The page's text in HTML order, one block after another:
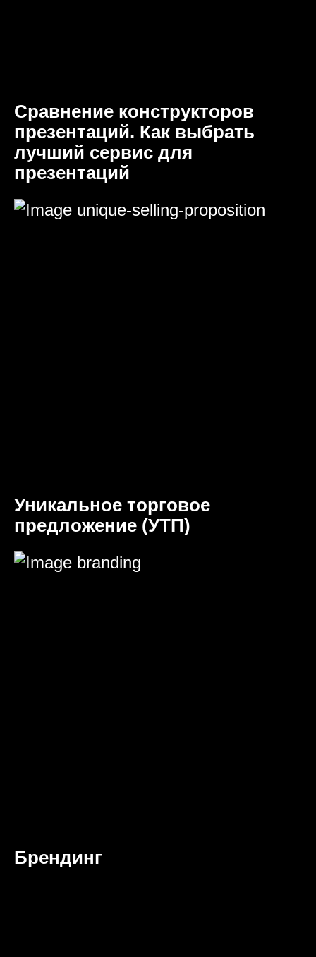
Сравнение конструкторов
презентаций. Как выбрать
лучший сервис для
презентаций
Уникальное торговое
предложение (УТП)
Брендинг